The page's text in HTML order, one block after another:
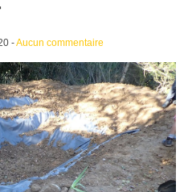
-Aucun commentaire